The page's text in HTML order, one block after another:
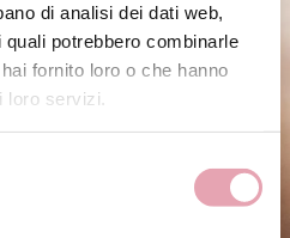
di analisi dei dati web,
potrebbero combinarle
fornito loro o che hanno
loro servizi.